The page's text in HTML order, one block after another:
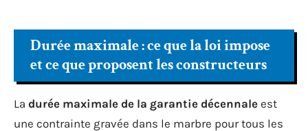
Durée maximale : ce que la loi impose
et ce que proposent les constructeurs
La durée maximale de la garantie décennale est
une contrainte gravée dans le marbre pour tous les